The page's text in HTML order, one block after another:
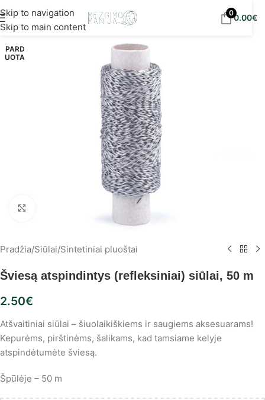
Skip to navigation
Skip to main content
eur!
00.00€
PARD
UOTA
Spustelėkite, norėdami padidinti
Pradžia/Siūlai/Sintetiniai pluoštai
Šviesą atspindintys (refleksiniai) siūlai, 50 m
2.50€
Atšvaitiniai siūlai – šiuolaikiškiems ir saugiems aksesuarams!
Kepurėms, pirštinėms, šalikams, kad tamsiame kelyje
atspindėtumėte šviesą.
Špūlėje – 50 m